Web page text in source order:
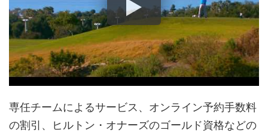
専任チームによるサービス、オンライン予約手数料
の割引、ヒルトン・オナーズのゴールド資格などの